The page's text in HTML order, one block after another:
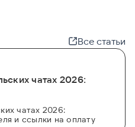
Все статьи
чатах 2026:
чатах 2026:
и ссылки на оплату